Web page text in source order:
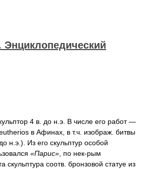
4 в. до н.э. В числе его работ —
в Афинах, в т.ч. изображ. битвы
н.э.). Из его скульптур особой
«Парис» , по нек-рым
скульптура соотв. бронзовой статуе из